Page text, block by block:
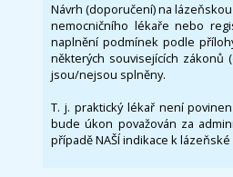
Návrh (doporučení) na
nemocničního lékaře nebo
naplnění podmínek podle
některých souvisejících zákonů
jsou/nejsou splněny.
T. j. praktický lékař není
bude úkon považován za
případě NAŠÍ indikace k lázeňské